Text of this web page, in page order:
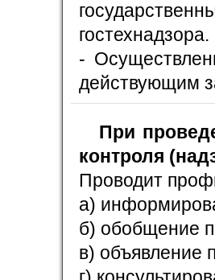
гостехнадзора.
-
действующим
При
контроля
Проводит
а)
б) обобщение
в) объявление